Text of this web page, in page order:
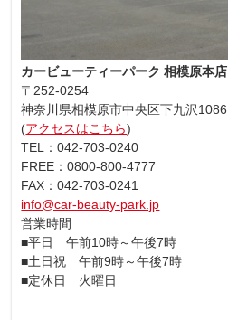
カービューティーパーク 相模原本店
〒252-0254
神奈川県相模原市中央区下九沢1086
(アクセスはこちら)
TEL：042-703-0240
FREE：0800-800-4777
FAX：042-703-0241
info@car-beauty-park.jp
営業時間
■平日 午前10時～午後7時
■土日祝 午前9時～午後7時
■定休日 火曜日